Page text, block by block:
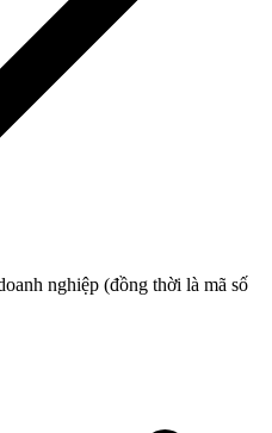
nghiệp (đồng thời là mã số